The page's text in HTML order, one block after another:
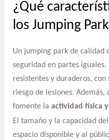
¿Qué
los Jumping
Un jumping park de calidad
seguridad en partes
resistentes y duraderos,
riesgo de lesiones.
fomente la actividad física
El tamaño y la capacidad
espacio disponible y al